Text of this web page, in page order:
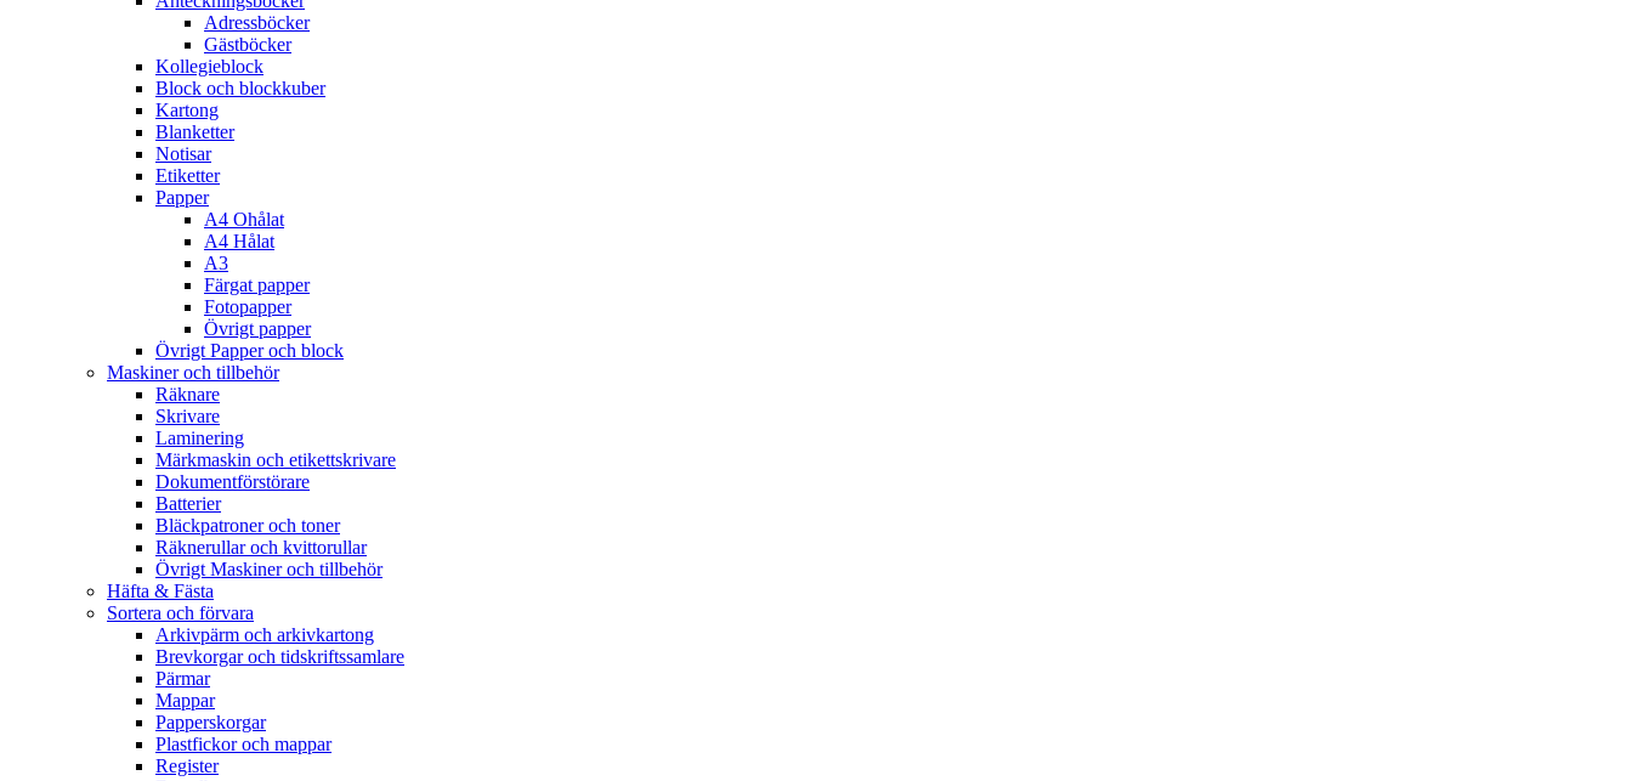
Adressböcker
Gästböcker
Kollegieblock
Block och blockkuber
Kartong
Blanketter
Notisar
Etiketter
Papper
A4 Ohålat
A4 Hålat
A3
Färgat papper
Fotopapper
Övrigt papper
Övrigt Papper och block
Maskiner och tillbehör
Räknare
Skrivare
Laminering
Märkmaskin och etikettskrivare
Dokumentförstörare
Batterier
Bläckpatroner och toner
Räknerullar och kvittorullar
Övrigt Maskiner och tillbehör
Häfta & Fästa
Sortera och förvara
Arkivpärm och arkivkartong
Brevkorgar och tidskriftssamlare
Pärmar
Mappar
Papperskorgar
Plastfickor och mappar
Register